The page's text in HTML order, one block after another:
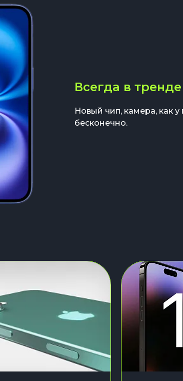
Всегда в тренде
Новый чип, камера, как у
бесконечно.